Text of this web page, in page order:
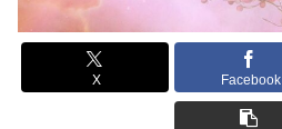
X Facebook